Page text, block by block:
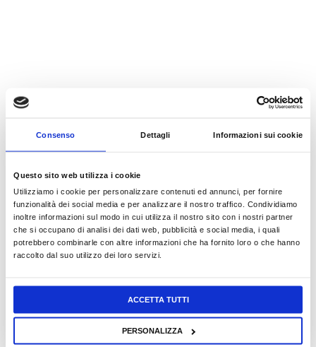
Consenso Dettagli Informazioni sui cookie
Questo sito web utilizza i cookie
Utilizziamo i cookie per personalizzare contenuti ed annunci, per fornire
funzionalità dei social media e per analizzare il nostro traffico. Condividiamo
inoltre informazioni sul modo in cui utilizza il nostro sito con i nostri partner
che si occupano di analisi dei dati web, pubblicità e social media, i quali
potrebbero combinarle con altre informazioni che ha fornito loro o che hanno
raccolto dal suo utilizzo dei loro servizi.
ACCETTA TUTTI
PERSONALIZZA
1,80€
READ MORE
3,50€
READ MORE